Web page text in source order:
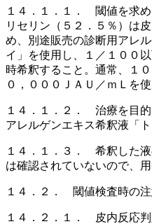
１４．１．１． 閾値を求
リセリン（５２．５％）は
め、別途販売の診断用アレ
イ」を使用し、１／１００
時希釈すること。通常、１
０，０００ＪＡＵ／ｍＬを
１４．１．２． 治療を目
アレルゲンエキス希釈液「
１４．１．３． 希釈した
は確認されていないので、
１４．２． 閾値検査時の
１４．２．１． 皮内反応